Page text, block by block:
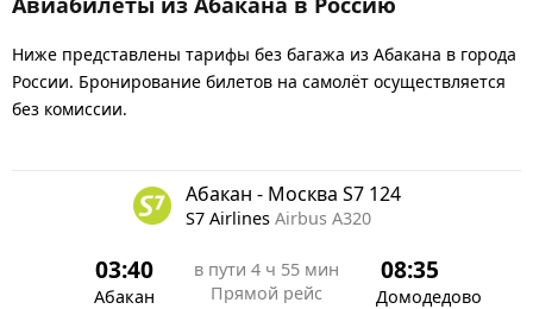
Ниже представлены тарифы без багажа из Абакана в города
России. Бронирование билетов на самолёт осуществляется
без комиссии.
Абакан - Москва S7 124
S7 Airlines Airbus A320
03:40
Абакан
в пути 4 ч 55 мин
Прямой рейс
08:35
Домодедово